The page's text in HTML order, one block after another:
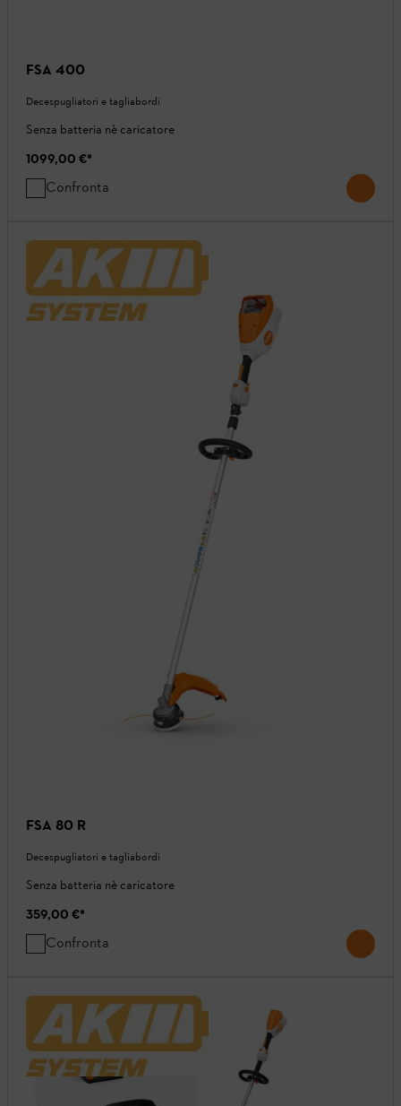
FSA 400
Decespugliatori e tagliabordi
Senza batteria nè caricatore
1099,00 €*
Confronta
FSA 80 R
Decespugliatori e tagliabordi
Senza batteria nè caricatore
359,00 €*
Confronta